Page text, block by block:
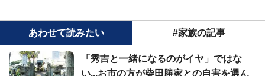
あわせて読みたい #家族の記事
「秀吉と一緒になるのがイヤ」ではな
い...お市の方が柴田勝家との自害を選ん